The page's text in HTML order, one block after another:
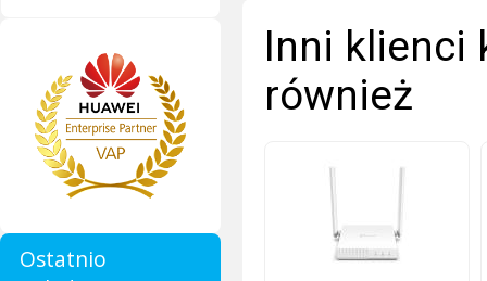
Ostatnio
Inni klienci
również